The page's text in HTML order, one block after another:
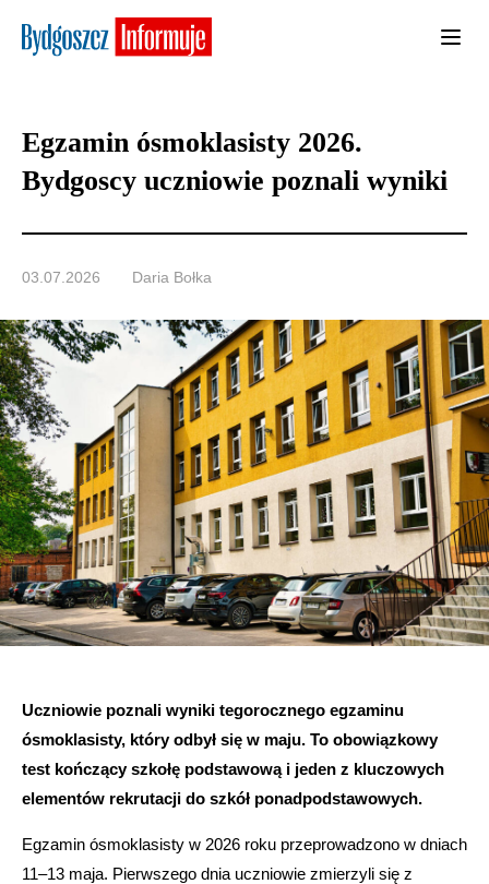
Egzamin ósmoklasisty 2026.
Bydgoscy uczniowie poznali wyniki
03.07.2026 Daria Bołka
Uczniowie poznali wyniki tegorocznego egzaminu
ósmoklasisty, który odbył się w maju. To obowiązkowy
test kończący szkołę podstawową i jeden z kluczowych
elementów rekrutacji do szkół ponadpodstawowych.
Egzamin ósmoklasisty w 2026 roku przeprowadzono w dniach
11–13 maja. Pierwszego dnia uczniowie zmierzyli się z